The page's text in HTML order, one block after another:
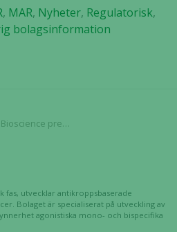
, MAR, Nyheter, Regulatorisk,
bolagsinformation
klinisk fas I-studie (intratumoral) med ADC-1013 på SITC i november 2017
fas, utvecklar antikroppsbaserade
Bolaget är specialiserat på utveckling av
agonistiska mono- och bispecifika
chansen att få se